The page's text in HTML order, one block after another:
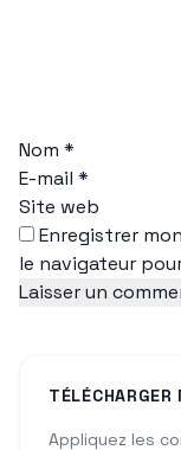
Nom *
E-mail *
Site web
Enregistrer
le navigateur
Appliquez les